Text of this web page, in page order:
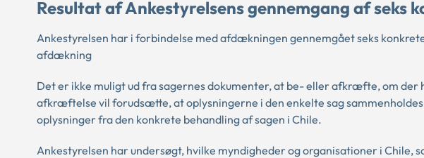
Resultat af Ankestyrelsens gennemgang af seks
Ankestyrelsen har i forbindelse med afdækningen gennemgået seks
afdækning
Det er ikke muligt ud fra sagernes dokumenter, at be- eller afkræfte, om
afkræftelse vil forudsætte, at oplysningerne i den enkelte sag
oplysninger fra den konkrete behandling af sagen i Chile.
Ankestyrelsen har undersøgt, hvilke myndigheder og organisationer i Chile,